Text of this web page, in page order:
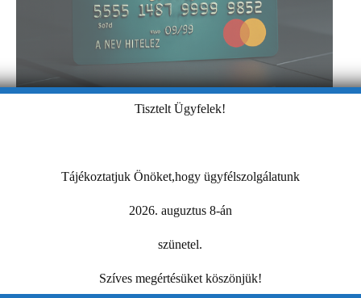
Tisztelt Ügyfelek!
Tájékoztatjuk Önöket,hogy ügyfélszolgálatunk
2026. auguztus 8-án
szünetel.
Szíves megértésüket köszönjük!